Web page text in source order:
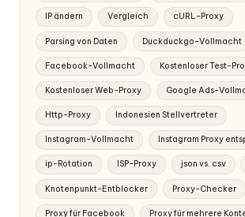
IP ändern Vergleich cURL-Proxy
Parsing von Daten Duckduckgo-Vollmacht
Facebook-Vollmacht Kostenloser Test-
Kostenloser Web-Proxy Google Ads-
Http-Proxy Indonesien Stellvertreter
Instagram-Vollmacht Instagram Proxy
ip-Rotation ISP-Proxy json vs. csv
Knotenpunkt-Entblocker Proxy-Checker
Proxy für Facebook Proxy für mehrere